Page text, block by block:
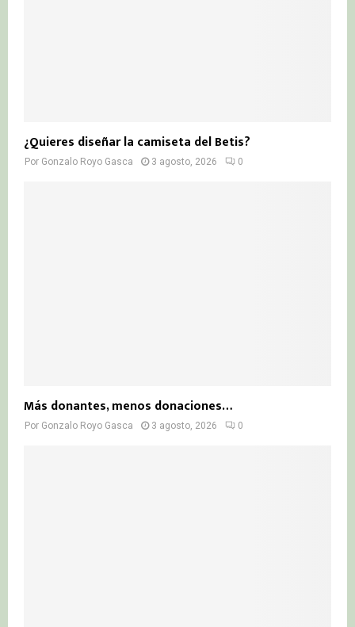
¿Quieres diseñar la camiseta del Betis?
Por Gonzalo Royo Gasca 3 agosto, 2026 0
Más donantes, menos donaciones…
Por Gonzalo Royo Gasca 3 agosto, 2026 0